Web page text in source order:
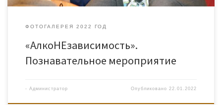
ФОТОГАЛЕРЕЯ 2022 ГОД
«АлкоНЕзависимость».
Познавательное мероприятие
- Администратор Опубликовано22.01.2022